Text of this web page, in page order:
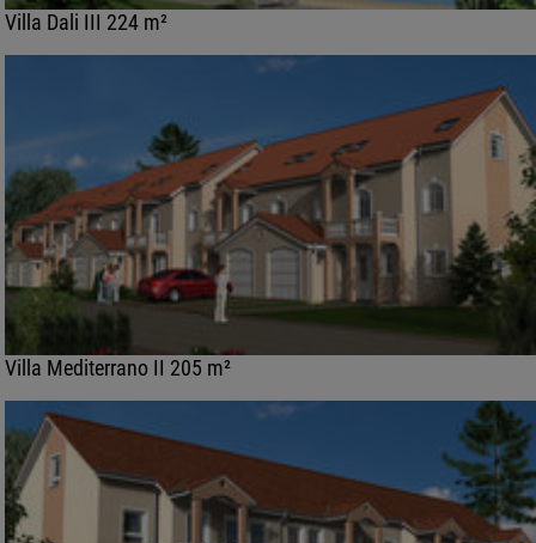
Villa Dali III 224 m²
Villa Mediterrano II 205 m²